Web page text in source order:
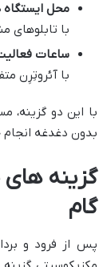
محل ایستگاه
با
ساعات
با آئروتِرِن
با این دو گزینه،
بدون دغدغه انجام
گزینه های
گام
پس از فرود و